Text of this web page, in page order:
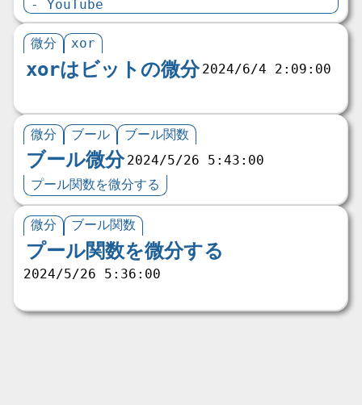
- YouTube
微分 xor
xorはビットの微分 2024/6/4 2:09:00
微分 ブール ブール関数
ブール微分 2024/5/26 5:43:00
プール関数を微分する
微分 ブール関数
プール関数を微分する
2024/5/26 5:36:00